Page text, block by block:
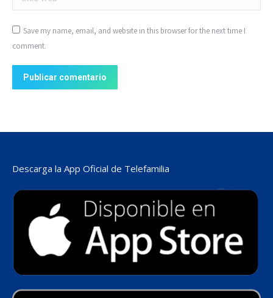
Save my name, email, and website in this browser for the next time I
comment.
Publicar comentario
Descarga la App Oficial de Telefamilia